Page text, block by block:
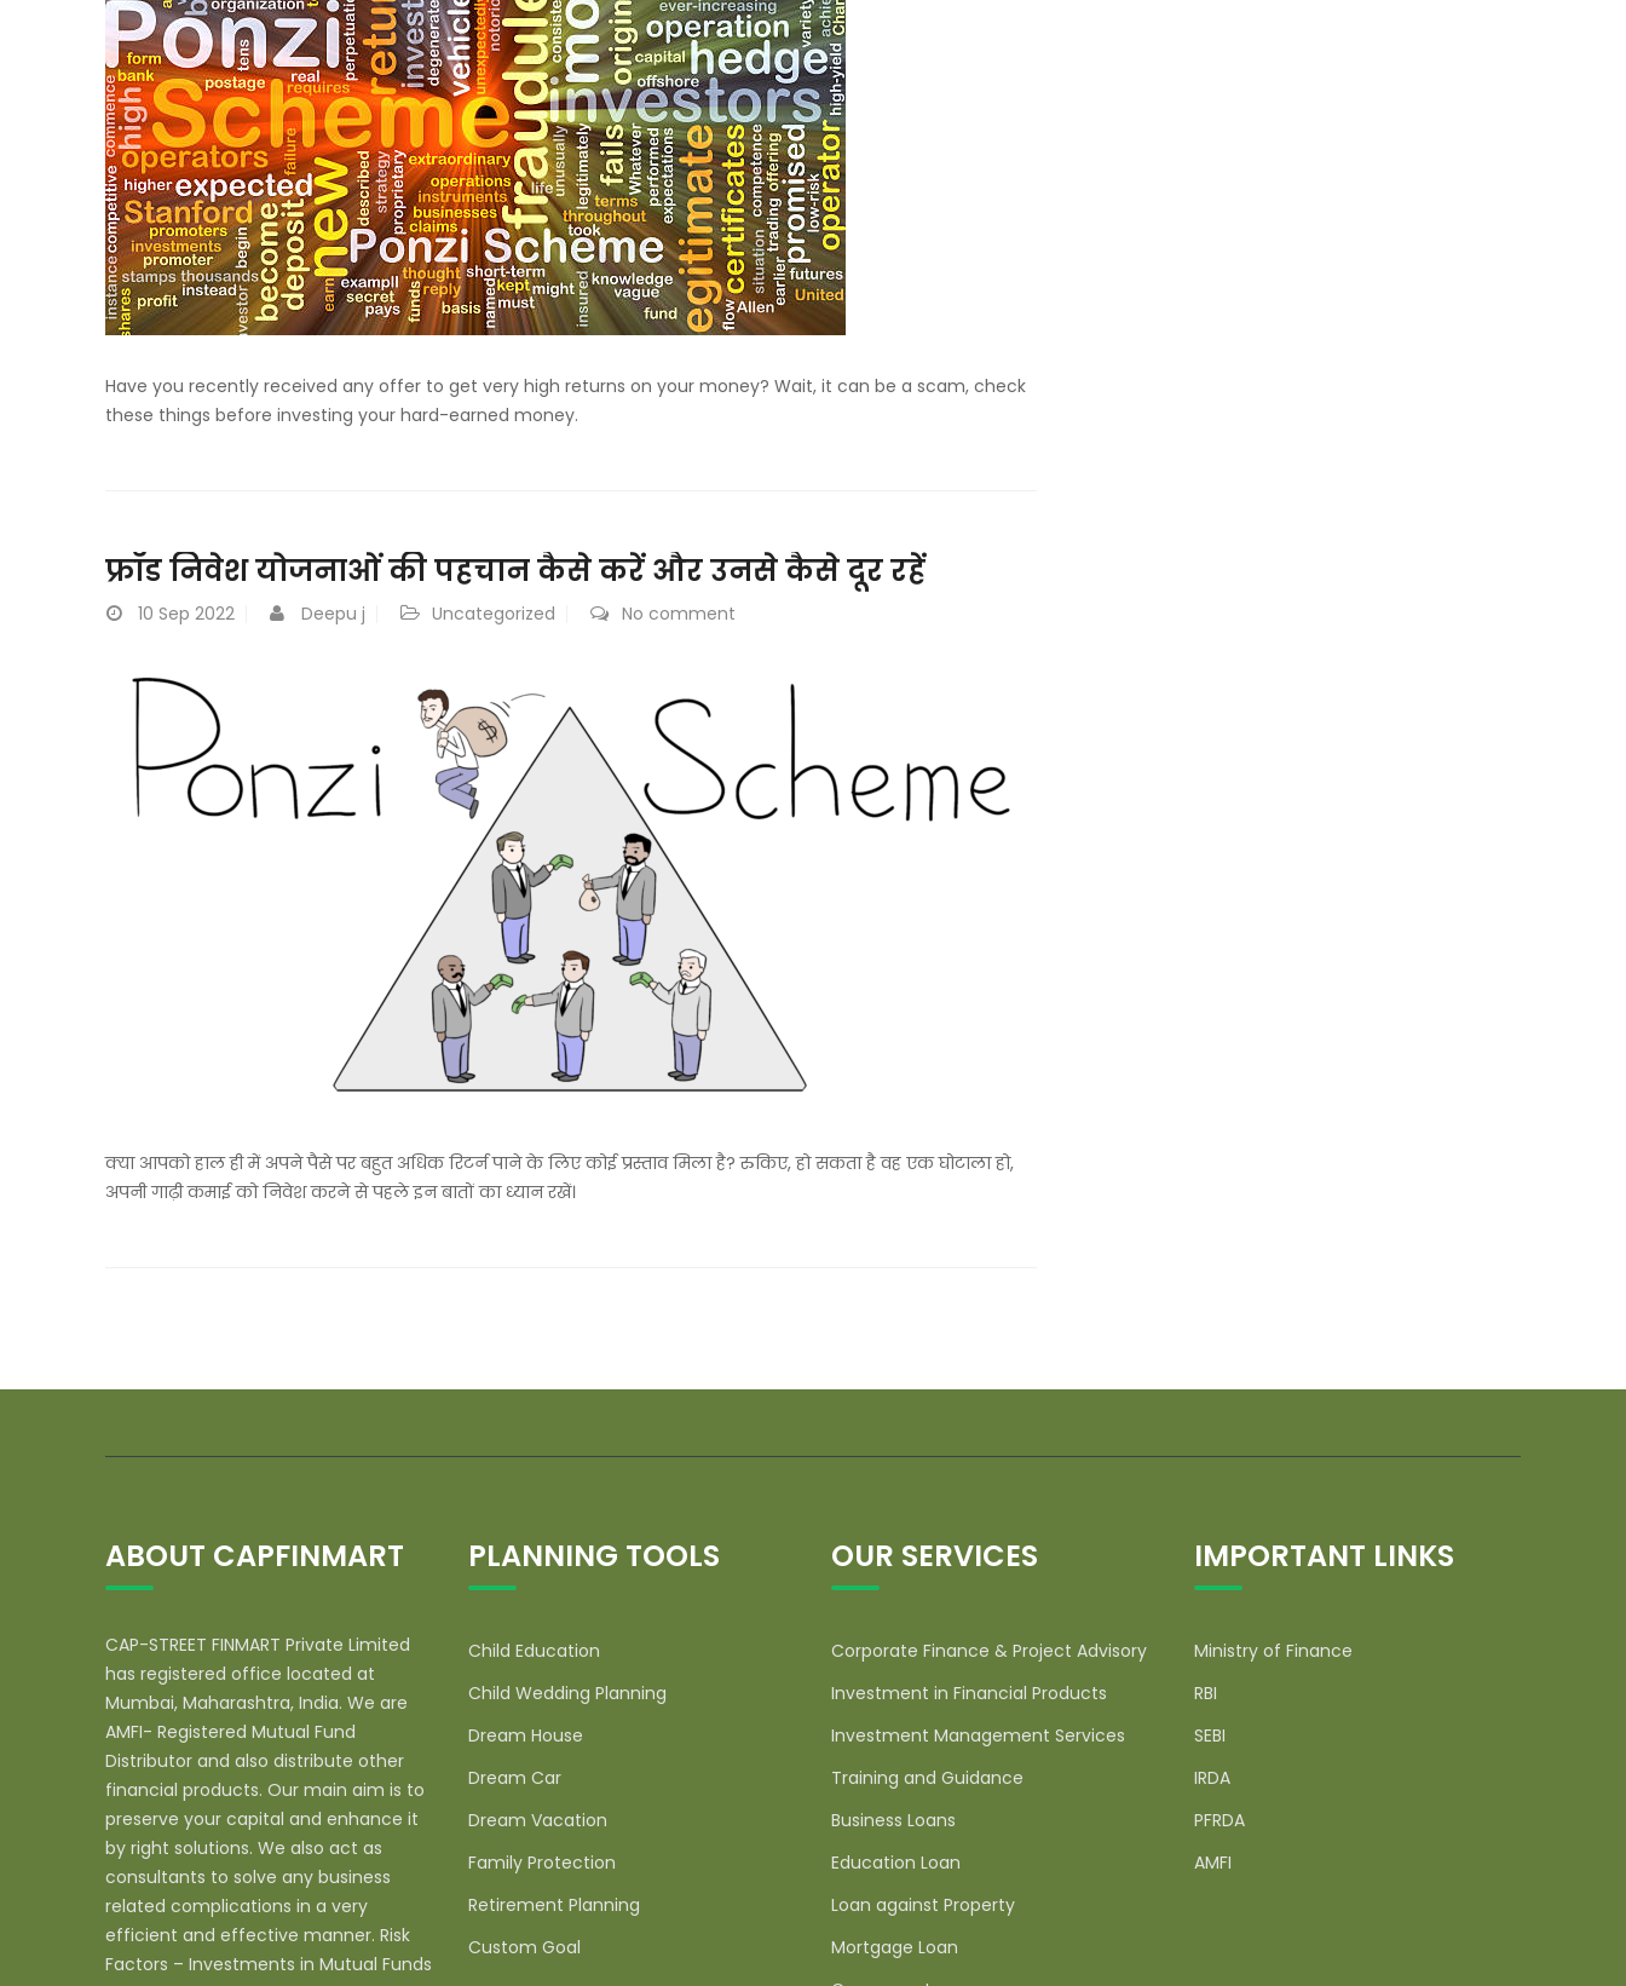
Have you recently received any offer to get very high returns on your money? Wait, it can be a scam, check
these things before investing your hard-earned money.
फ्रॉड निवेश योजनाओं की पहचान कैसे करें और उनसे कैसे दूर रहें
10 Sep 2022 Deepu j Uncategorized No comment
क्या आपको हाल ही में अपने पैसे पर बहुत अधिक रिटर्न पाने के लिए कोई प्रस्ताव मिला है? रुकिए, हो सकता है वह एक घोटाला हो,
अपनी गाढ़ी कमाई को निवेश करने से पहले इन बातों का ध्यान रखें।
ABOUT CAPFINMART
CAP-STREET FINMART Private Limited
has registered office located at
Mumbai, Maharashtra, India. We are
AMFI- Registered Mutual Fund
Distributor and also distribute other
financial products. Our main aim is to
preserve your capital and enhance it
by right solutions. We also act as
consultants to solve any business
related complications in a very
efficient and effective manner. Risk
Factors – Investments in Mutual Funds
PLANNING TOOLS
Child Education
Child Wedding Planning
Dream House
Dream Car
Dream Vacation
Family Protection
Retirement Planning
Custom Goal
OUR SERVICES
Corporate Finance & Project Advisory
Investment in Financial Products
Investment Management Services
Training and Guidance
Business Loans
Education Loan
Loan against Property
Mortgage Loan
IMPORTANT LINKS
Ministry of Finance
RBI
SEBI
IRDA
PFRDA
AMFI